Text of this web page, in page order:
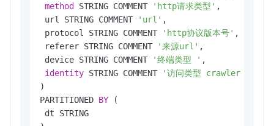
method
STRING COMMENT 'http请求类型' ,
url STRING COMMENT
'url' ,
protocol STRING COMMENT
'http协议版本号' ,
referer STRING COMMENT
'来源url' ,
device STRING COMMENT
'终端类型 ' ,
identity STRING COMMENT
'访问类型 crawler feed
)
PARTITIONED BY (
dt STRING